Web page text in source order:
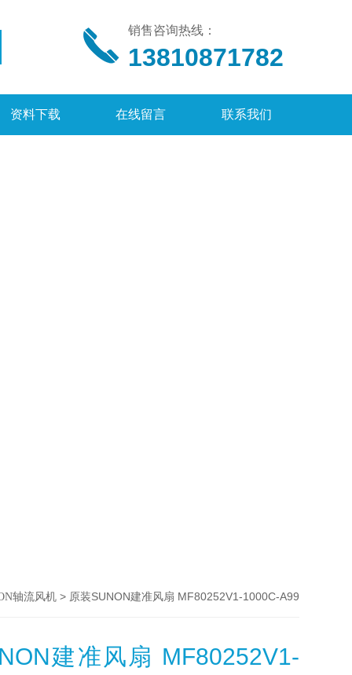
销售咨询热线：
13810871782
资料下载 在线留言 联系我们
轴流风机> 原装SUNON建准风扇 MF80252V1-1000C-A99
建准风扇 MF80252V1-